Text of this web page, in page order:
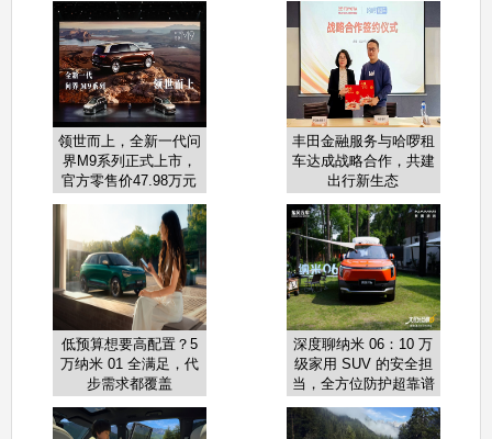
领世而上，全新一代问
界M9系列正式上市，
官方零售价47.98万元
丰田金融服务与哈啰租
车达成战略合作，共建
出行新生态
低预算想要高配置？5
万纳米 01 全满足，代
步需求都覆盖
深度聊纳米 06：10 万
级家用 SUV 的安全担
当，全方位防护超靠谱